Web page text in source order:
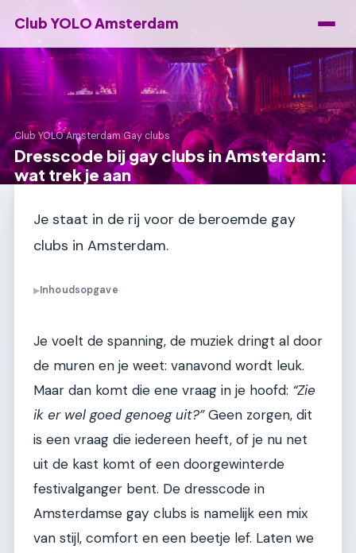
Club YOLO Amsterdam
Club YOLO Amsterdam›Gay clubs
Dresscode bij gay clubs in Amsterdam:
wat trek je aan
Je staat in de rij voor de beroemde gay
clubs in Amsterdam.
▶Inhoudsopgave
Je voelt de spanning, de muziek dringt al door
de muren en je weet: vanavond wordt leuk.
Maar dan komt die ene vraag in je hoofd: “Zie
ik er wel goed genoeg uit?”Geen zorgen, dit
is een vraag die iedereen heeft, of je nu net
uit de kast komt of een doorgewinterde
festivalganger bent. De dresscode in
Amsterdamse gay clubs is namelijk een mix
van stijl, comfort en een beetje lef. Laten we